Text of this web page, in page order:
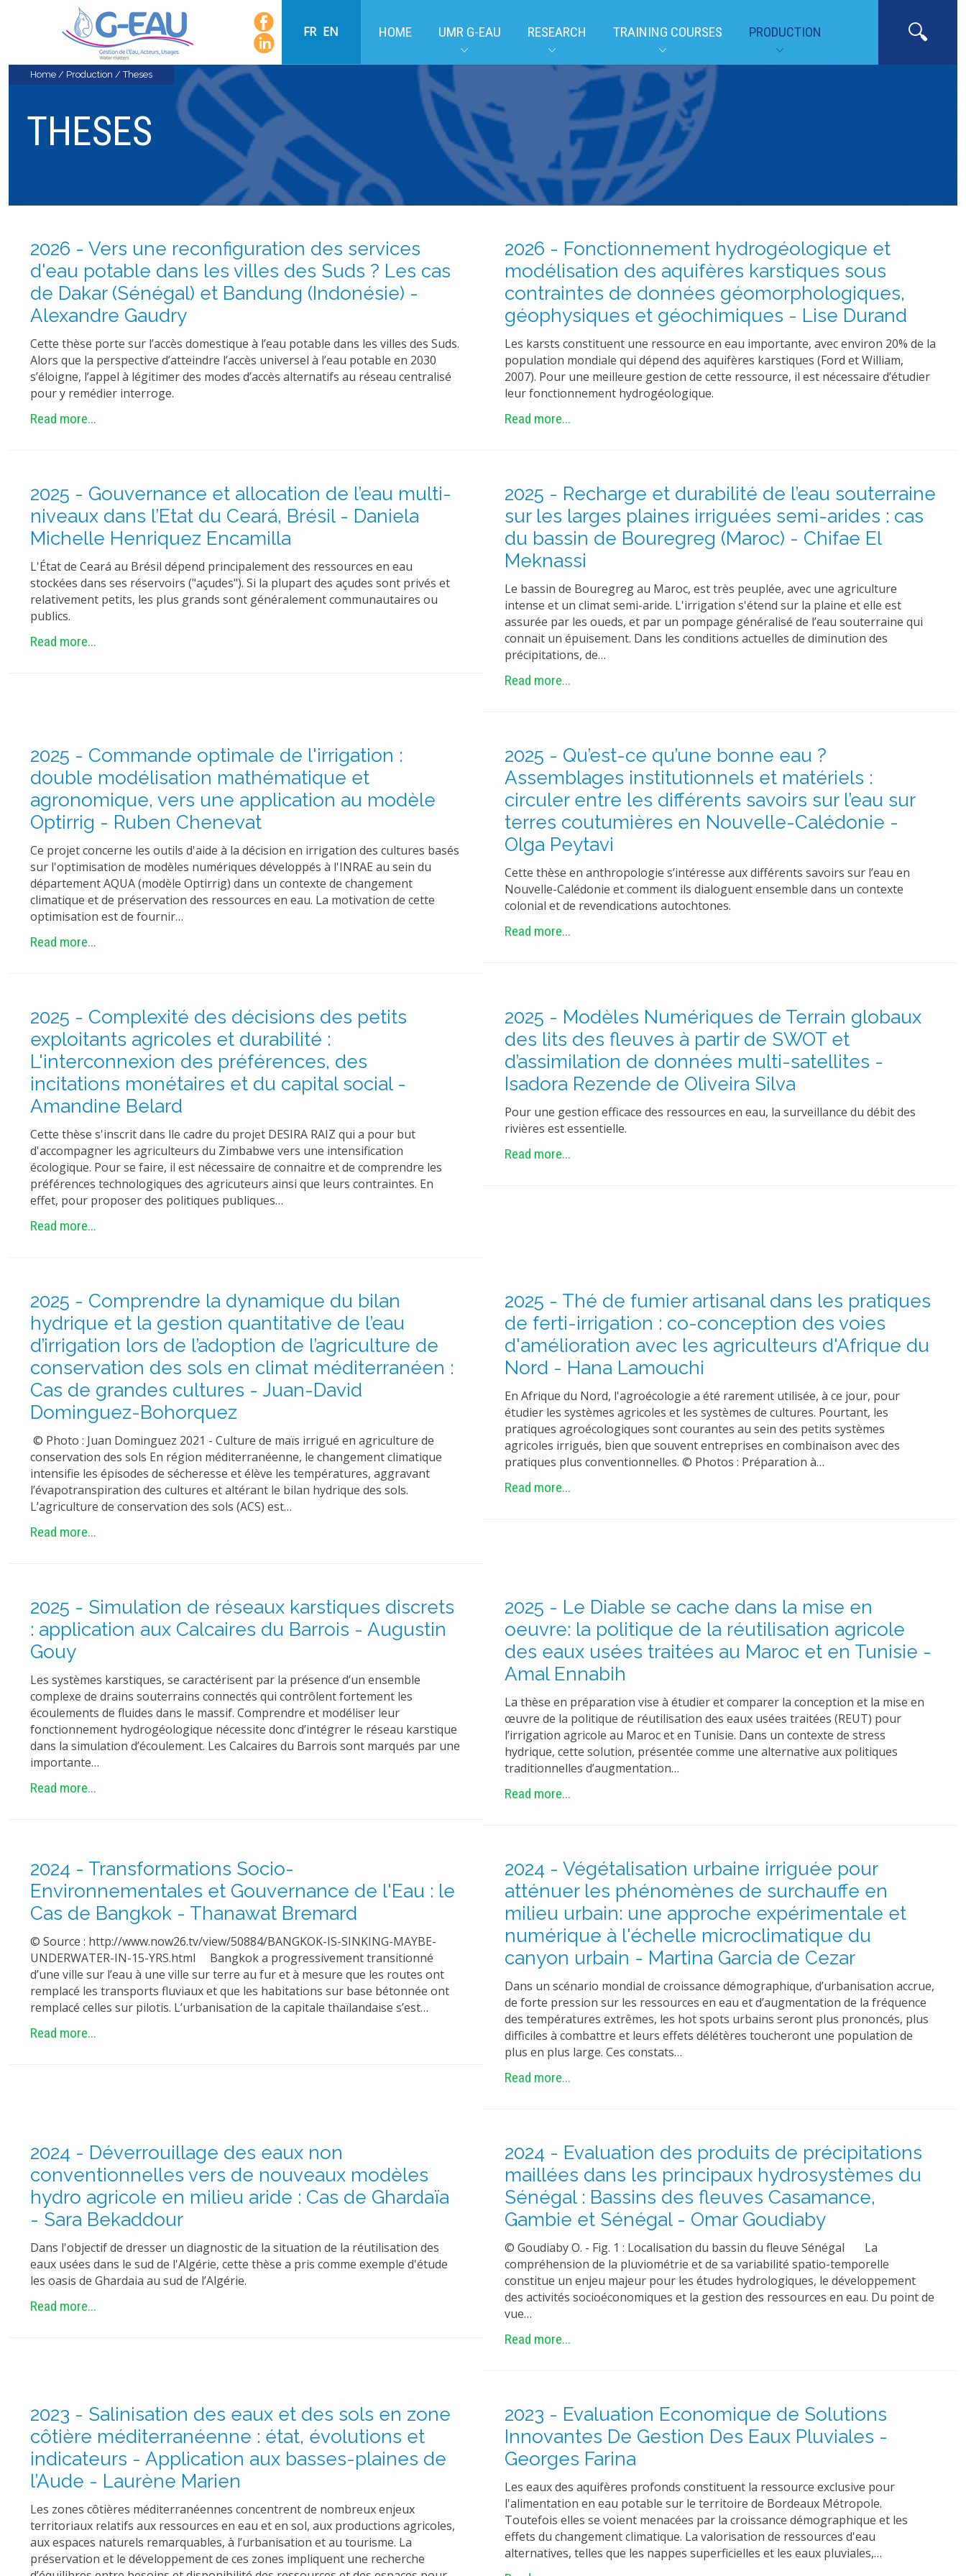
FR EN HOME UMR G-EAU RESEARCH TRAINING COURSES PRODUCTION
Home / Production /Theses
THESES
2026 - Vers une reconfiguration des services
d'eau potable dans les villes des Suds ? Les cas
de Dakar (Sénégal) et Bandung (Indonésie) -
Alexandre Gaudry
Cette thèse porte sur l’accès domestique à l’eau potable dans les villes des Suds.
Alors que la perspective d’atteindre l’accès universel à l’eau potable en 2030
s’éloigne, l’appel à légitimer des modes d’accès alternatifs au réseau centralisé
pour y remédier interroge.
Read more...
2026 - Fonctionnement hydrogéologique et
modélisation des aquifères karstiques sous
contraintes de données géomorphologiques,
géophysiques et géochimiques - Lise Durand
Les karsts constituent une ressource en eau importante, avec environ 20% de la
population mondiale qui dépend des aquifères karstiques (Ford et William,
2007). Pour une meilleure gestion de cette ressource, il est nécessaire d’étudier
leur fonctionnement hydrogéologique.
Read more...
2025 - Gouvernance et allocation de l’eau multi-
niveaux dans l’Etat du Ceará, Brésil - Daniela
Michelle Henriquez Encamilla
L'État de Ceará au Brésil dépend principalement des ressources en eau
stockées dans ses réservoirs ("açudes"). Si la plupart des açudes sont privés et
relativement petits, les plus grands sont généralement communautaires ou
publics.
Read more...
2025 - Recharge et durabilité de l’eau souterraine
sur les larges plaines irriguées semi-arides : cas
du bassin de Bouregreg (Maroc) - Chifae El
Meknassi
Le bassin de Bouregreg au Maroc, est très peuplée, avec une agriculture
intense et un climat semi-aride. L'irrigation s'étend sur la plaine et elle est
assurée par les oueds, et par un pompage généralisé de l’eau souterraine qui
connait un épuisement. Dans les conditions actuelles de diminution des
précipitations, de…
Read more...
2025 - Commande optimale de l'irrigation :
double modélisation mathématique et
agronomique, vers une application au modèle
Optirrig - Ruben Chenevat
Ce projet concerne les outils d'aide à la décision en irrigation des cultures basés
sur l'optimisation de modèles numériques développés à l'INRAE au sein du
département AQUA (modèle Optirrig) dans un contexte de changement
climatique et de préservation des ressources en eau. La motivation de cette
optimisation est de fournir…
Read more...
2025 - Qu’est-ce qu’une bonne eau ?
Assemblages institutionnels et matériels :
circuler entre les différents savoirs sur l’eau sur
terres coutumières en Nouvelle-Calédonie -
Olga Peytavi
Cette thèse en anthropologie s’intéresse aux différents savoirs sur l’eau en
Nouvelle-Calédonie et comment ils dialoguent ensemble dans un contexte
colonial et de revendications autochtones.
Read more...
2025 - Complexité des décisions des petits
exploitants agricoles et durabilité :
L'interconnexion des préférences, des
incitations monétaires et du capital social -
Amandine Belard
Cette thèse s'inscrit dans lle cadre du projet DESIRA RAIZ qui a pour but
d'accompagner les agriculteurs du Zimbabwe vers une intensification
écologique. Pour se faire, il est nécessaire de connaitre et de comprendre les
préférences technologiques des agricuteurs ainsi que leurs contraintes. En
effet, pour proposer des politiques publiques…
Read more...
2025 - Modèles Numériques de Terrain globaux
des lits des fleuves à partir de SWOT et
d’assimilation de données multi-satellites -
Isadora Rezende de Oliveira Silva
Pour une gestion efficace des ressources en eau, la surveillance du débit des
rivières est essentielle.
Read more...
2025 - Comprendre la dynamique du bilan
hydrique et la gestion quantitative de l’eau
d’irrigation lors de l’adoption de l’agriculture de
conservation des sols en climat méditerranéen :
Cas de grandes cultures - Juan-David
Dominguez-Bohorquez
© Photo : Juan Dominguez 2021 - Culture de maïs irrigué en agriculture de
conservation des sols En région méditerranéenne, le changement climatique
intensifie les épisodes de sécheresse et élève les températures, aggravant
l’évapotranspiration des cultures et altérant le bilan hydrique des sols.
L’agriculture de conservation des sols (ACS) est…
Read more...
2025 - Thé de fumier artisanal dans les pratiques
de ferti-irrigation : co-conception des voies
d'amélioration avec les agriculteurs d'Afrique du
Nord - Hana Lamouchi
En Afrique du Nord, l'agroécologie a été rarement utilisée, à ce jour, pour
étudier les systèmes agricoles et les systèmes de cultures. Pourtant, les
pratiques agroécologiques sont courantes au sein des petits systèmes
agricoles irrigués, bien que souvent entreprises en combinaison avec des
pratiques plus conventionnelles. © Photos : Préparation à…
Read more...
2025 - Simulation de réseaux karstiques discrets
: application aux Calcaires du Barrois - Augustin
Gouy
Les systèmes karstiques, se caractérisent par la présence d’un ensemble
complexe de drains souterrains connectés qui contrôlent fortement les
écoulements de fluides dans le massif. Comprendre et modéliser leur
fonctionnement hydrogéologique nécessite donc d’intégrer le réseau karstique
dans la simulation d’écoulement. Les Calcaires du Barrois sont marqués par une
importante…
Read more...
2025 - Le Diable se cache dans la mise en
oeuvre: la politique de la réutilisation agricole
des eaux usées traitées au Maroc et en Tunisie -
Amal Ennabih
La thèse en préparation vise à étudier et comparer la conception et la mise en
œuvre de la politique de réutilisation des eaux usées traitées (REUT) pour
l’irrigation agricole au Maroc et en Tunisie. Dans un contexte de stress
hydrique, cette solution, présentée comme une alternative aux politiques
traditionnelles d’augmentation…
Read more...
2024 - Transformations Socio-
Environnementales et Gouvernance de l'Eau : le
Cas de Bangkok - Thanawat Bremard
© Source : http://www.now26.tv/view/50884/BANGKOK-IS-SINKING-MAYBE-
UNDERWATER-IN-15-YRS.html Bangkok a progressivement transitionné
d’une ville sur l’eau à une ville sur terre au fur et à mesure que les routes ont
remplacé les transports fluviaux et que les habitations sur base bétonnée ont
remplacé celles sur pilotis. L’urbanisation de la capitale thaïlandaise s’est…
Read more...
2024 - Végétalisation urbaine irriguée pour
atténuer les phénomènes de surchauffe en
milieu urbain: une approche expérimentale et
numérique à l'échelle microclimatique du
canyon urbain - Martina Garcia de Cezar
Dans un scénario mondial de croissance démographique, d’urbanisation accrue,
de forte pression sur les ressources en eau et d’augmentation de la fréquence
des températures extrêmes, les hot spots urbains seront plus prononcés, plus
difficiles à combattre et leurs effets délétères toucheront une population de
plus en plus large. Ces constats…
Read more...
2024 - Déverrouillage des eaux non
conventionnelles vers de nouveaux modèles
hydro agricole en milieu aride : Cas de Ghardaïa
- Sara Bekaddour
Dans l'objectif de dresser un diagnostic de la situation de la réutilisation des
eaux usées dans le sud de l'Algérie, cette thèse a pris comme exemple d'étude
les oasis de Ghardaia au sud de l’Algérie.
Read more...
2024 - Evaluation des produits de précipitations
maillées dans les principaux hydrosystèmes du
Sénégal : Bassins des fleuves Casamance,
Gambie et Sénégal - Omar Goudiaby
© Goudiaby O. - Fig. 1 : Localisation du bassin du fleuve Sénégal La
compréhension de la pluviométrie et de sa variabilité spatio-temporelle
constitue un enjeu majeur pour les études hydrologiques, le développement
des activités socioéconomiques et la gestion des ressources en eau. Du point de
vue…
Read more...
2023 - Salinisation des eaux et des sols en zone
côtière méditerranéenne : état, évolutions et
indicateurs - Application aux basses-plaines de
l’Aude - Laurène Marien
Les zones côtières méditerranéennes concentrent de nombreux enjeux
territoriaux relatifs aux ressources en eau et en sol, aux productions agricoles,
aux espaces naturels remarquables, à l’urbanisation et au tourisme. La
préservation et le développement de ces zones impliquent une recherche
2023 - Evaluation Economique de Solutions
Innovantes De Gestion Des Eaux Pluviales -
Georges Farina
Les eaux des aquifères profonds constituent la ressource exclusive pour
l'alimentation en eau potable sur le territoire de Bordeaux Métropole.
Toutefois elles se voient menacées par la croissance démographique et les
effets du changement climatique. La valorisation de ressources d'eau
alternatives, telles que les nappes superficielles et les eaux pluviales,…